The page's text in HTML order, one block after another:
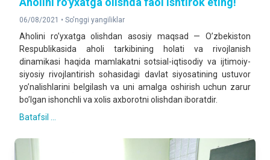
06/08/2021 • So'nggi yangiliklar
Аholini roʼyxatga olishdan asosiy maqsad — Oʼzbekiston
Respublikasida aholi tarkibining holati va rivojlanish
dinamikasi haqida mamlakatni sotsial-iqtisodiy va ijtimoiy-
siyosiy rivojlantirish sohasidagi davlat siyosatining ustuvor
yoʼnalishlarini belgilash va uni amalga oshirish uchun zarur
boʼlgan ishonchli va xolis axborotni olishdan iboratdir.
Batafsil ...